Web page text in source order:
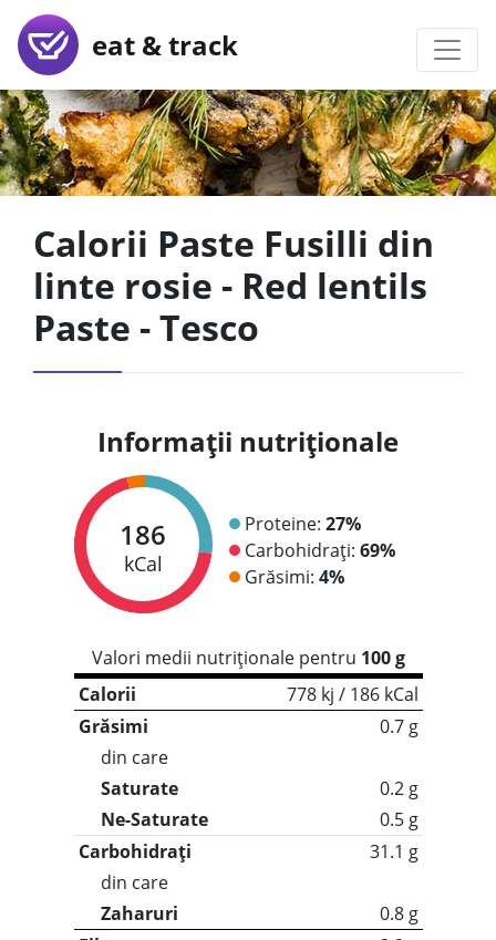
eat & track
Calorii Paste Fusilli din
linte rosie - Red lentils
Paste - Tesco
Informații nutriționale
186
kCal
Proteine: 27%
Carbohidrați: 69%
Grăsimi: 4%
Valori medii nutriționale pentru 100 g
Calorii
778 kj / 186 kCal
Grăsimi
0.7 g
din care
Saturate
0.2 g
Ne-Saturate
0.5 g
Carbohidrați
31.1 g
din care
Zaharuri
0.8 g